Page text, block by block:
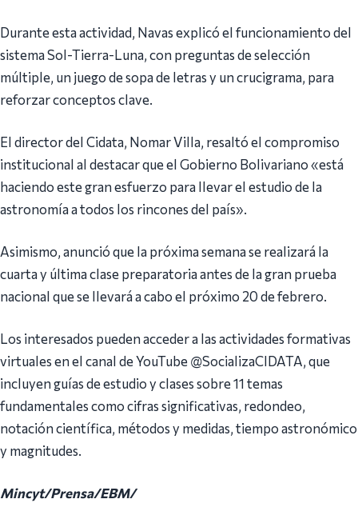
Durante esta actividad, Navas explicó el funcionamiento del
sistema Sol-Tierra-Luna, con preguntas de selección
múltiple, un juego de sopa de letras y un crucigrama, para
reforzar conceptos clave.
El director del Cidata, Nomar Villa, resaltó el compromiso
institucional al destacar que el Gobierno Bolivariano «está
haciendo este gran esfuerzo para llevar el estudio de la
astronomía a todos los rincones del país».
Asimismo, anunció que la próxima semana se realizará la
cuarta y última clase preparatoria antes de la gran prueba
nacional que se llevará a cabo el próximo 20 de febrero.
Los interesados pueden acceder a las actividades formativas
virtuales en el canal de YouTube @SocializaCIDATA, que
incluyen guías de estudio y clases sobre 11 temas
fundamentales como cifras significativas, redondeo,
notación científica, métodos y medidas, tiempo astronómico
y magnitudes.
Mincyt/Prensa/EBM/